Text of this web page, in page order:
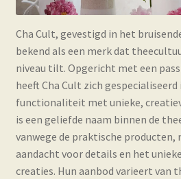
Cha Cult, gevestigd in het
bekend als een merk dat
niveau tilt. Opgericht met een
heeft Cha Cult zich
functionaliteit met unieke,
is een geliefde naam binnen de
vanwege de praktische producten,
aandacht voor details en het
creaties. Hun aanbod varieert van